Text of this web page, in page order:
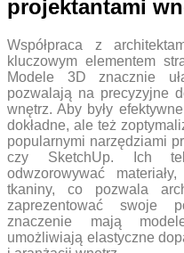
projektantami
Współpraca z
kluczowym elementem
Modele 3D znacznie
pozwalają na precyzyjne
wnętrz. Aby były
dokładne, ale też
popularnymi narzędziami
czy SketchUp. Ich
odwzorowywać
tkaniny, co pozwala
zaprezentować swoje
znaczenie mają
umożliwiają elastyczne